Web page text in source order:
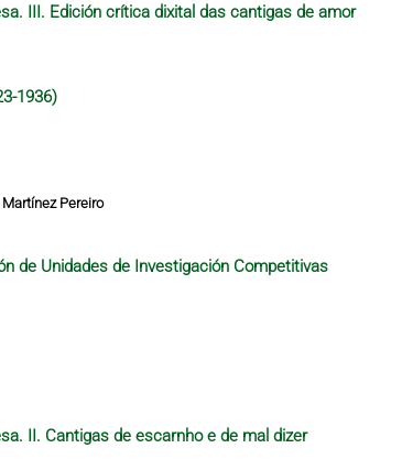
III. Edición crítica dixital das cantigas de amor
1936)
Pereiro
de Unidades de Investigación Competitivas
II. Cantigas de escarnho e de mal dizer